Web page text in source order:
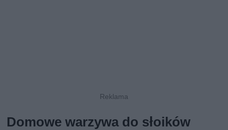
Domowe warzywa do słoików